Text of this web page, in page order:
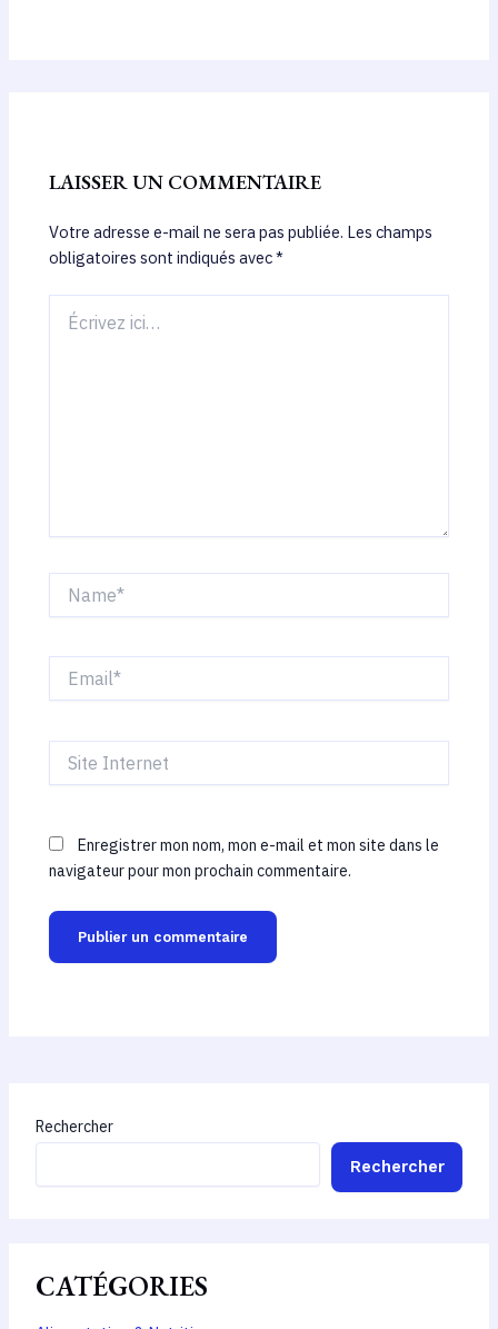
LAISSER UN COMMENTAIRE
Votre adresse e-mail ne sera pas publiée. Les champs
obligatoires sont indiqués avec*
ici…
Internet
Enregistrer mon nom, mon e-mail et mon site dans le
navigateur pour mon prochain commentaire.
Rechercher
Rechercher
CATÉGORIES